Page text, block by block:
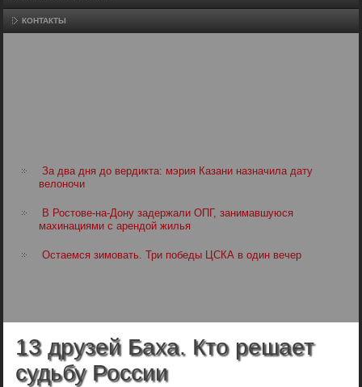
КОНТАКТЫ
За два дня до вердикта: мэрия Казани назначила дату
велоночи
В Ростове-на-Дону задержали ОПГ, занимавшуюся
махинациями с арендой жилья
Остаемся зимовать. Три победы ЦСКА в один вечер
13 друзей Баха. Кто решает
судьбу России